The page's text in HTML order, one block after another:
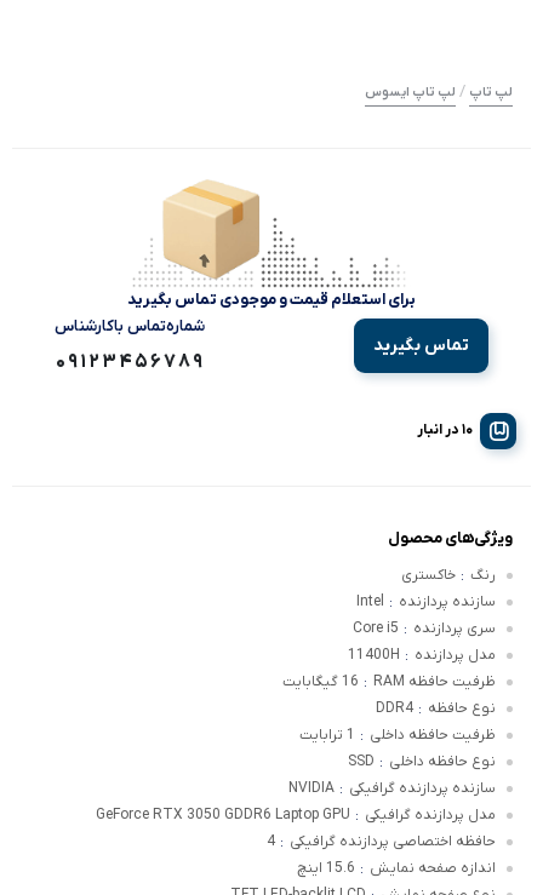
لپ تاپ / لپ تاپ ایسوس
برای استعلام قیمت و موجودی تماس بگیرید
تماس بگیرید
شماره‌تماس‌ با‌کارشناس
09123456789
10 در انبار
ویژگی‌های محصول
رنگ : خاکستری
سازنده پردازنده :
Intel
سری پردازنده :
Core i5
مدل پردازنده :
11400H
ظرفیت حافظه RAM
: 16 گیگابایت
نوع حافظه :
DDR4
ظرفیت حافظه داخلی : 1 ترابایت
نوع حافظه داخلی :
SSD
سازنده پردازنده گرافیکی :
NVIDIA
مدل پردازنده گرافیکی :
GeForce RTX 3050 GDDR6 Laptop GPU
حافظه اختصاصی پردازنده گرافیکی :
4
اندازه صفحه نمایش : 15.6 اینچ